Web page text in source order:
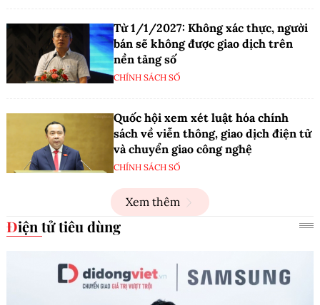
Từ 1/1/2027: Không xác thực, người
bán sẽ không được giao dịch trên
nền tảng số
CHÍNH SÁCH SỐ
Quốc hội xem xét luật hóa chính
sách về viễn thông, giao dịch điện tử
và chuyển giao công nghệ
CHÍNH SÁCH SỐ
Xem thêm
Điện tử tiêu dùng